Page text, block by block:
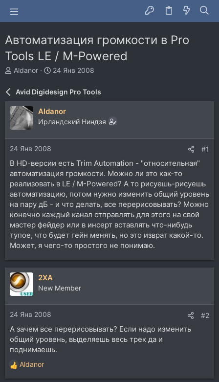
Автоматизация громкости в Pro
Tools LE / M-Powered
А
р
т
е
Aldanor
Д
а
ч
24 Янв 2008
Avid Digidesign Pro Tools
Aldanor
Ирландский Ниндзя
24 Янв 2008 #1
В HD-версии есть Trim Automation - "относительная"
автоматизация громкости. Можно ли это как-то
реализовать в LE / M-Powered? А то рисуешь-рисуешь
автоматизацию, потом нужно изменить общий уровень
на пару дБ - и что делать, все перерисовывать? Можно
конечно каждый канал отправлять для этого на свой
мастер фейдер или в инсерт вставлять что-нибудь
тупое, что будет гейн менять, но это изврат какой-то.
Может, я чего-то простого не понимаю.
2XA
New Member
24 Янв 2008 #2
А зачем все перерисовывать? Если надо изменить
общий уровень, выделяешь весь трек да и
поднимаешь.
Р
е
Aldanor